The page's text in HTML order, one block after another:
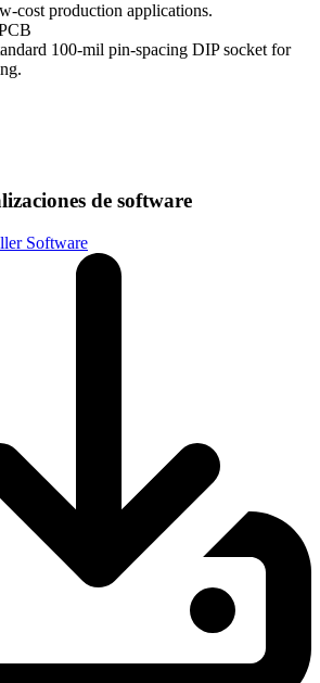
cost production applications.
100-mil pin-spacing DIP socket for
de software
Software